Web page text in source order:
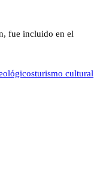
fue incluido en el
turismo cultural